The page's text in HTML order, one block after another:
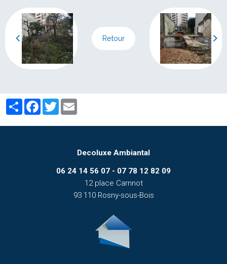
Retour
PartagerFacebook
Twitter
Decoluxe Ambiantal
06 24 14 56 07 - 07 78 12 82 09
12 place Carnnot
93 110 Rosny-sous-Bois